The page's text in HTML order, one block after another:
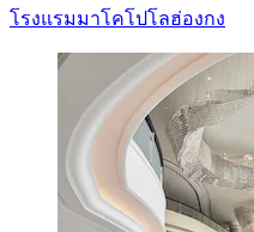
โรงแรมมาโคโปโลฮ่องกง